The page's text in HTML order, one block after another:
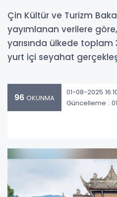
Çin Kültür ve Turizm
yayımlanan verilere göre,
yarısında ülkede
yurt içi seyahat
96 OKUNMA
01-08-2025
Güncelleme :